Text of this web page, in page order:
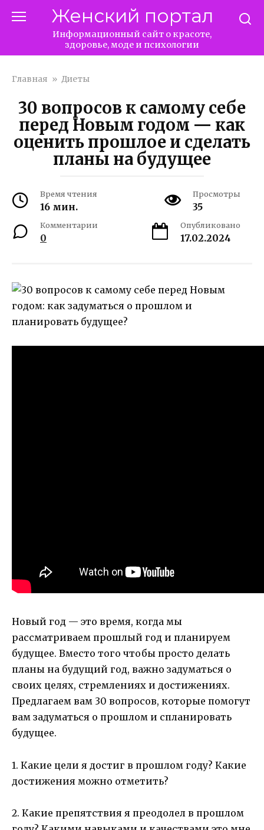
Женский портал
Информационный сайт о красоте,
здоровье, моде и психологии
Главная » Диеты
30 вопросов к самому себе
перед Новым годом — как
оценить прошлое и сделать
планы на будущее
Время чтения
16 мин.
Просмотры
35
Комментарии
0
Опубликовано
17.02.2024
Новый год — это время, когда мы
рассматриваем прошлый год и планируем
будущее. Вместо того чтобы просто делать
планы на будущий год, важно задуматься о
своих целях, стремлениях и достижениях.
Предлагаем вам 30 вопросов, которые помогут
вам задуматься о прошлом и спланировать
будущее.
1. Какие цели я достиг в прошлом году? Какие
достижения можно отметить?
2. Какие препятствия я преодолел в прошлом